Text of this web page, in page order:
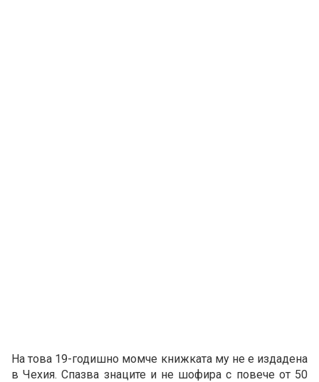
На това 19-годишно момче книжката му не е издадена
в Чехия. Спазва знаците и не шофира с повече от 50